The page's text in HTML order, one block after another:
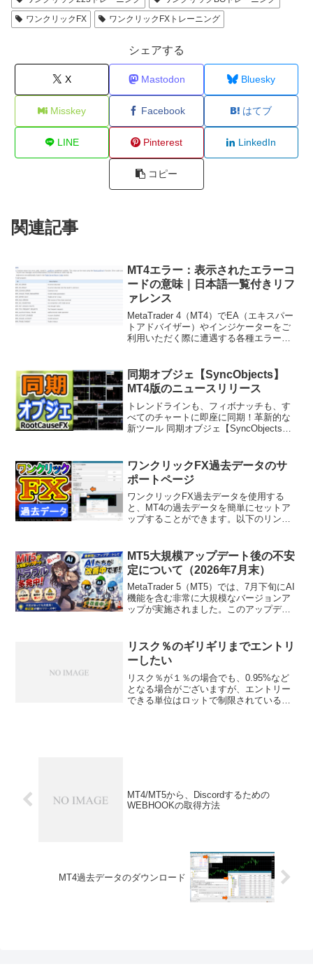
ワンクリックFX
ワンクリックFXトレーニング
シェアする
X Mastodon Bluesky
Misskey Facebook はてブ
LINE Pinterest LinkedIn
コピー
関連記事
MT4エラー：表示されたエラーコ
ードの意味｜日本語一覧付きリフ
ァレンス
MetaTrader 4（MT4）でEA（エキスパー
トアドバイザー）やインジケーターをご
利用いただく際に遭遇する各種エラーコ
Error Codes - Offic...
同期オブジェ【SyncObjects】
MT4版のニュースリリース
トレンドラインも、フィボナッチも、す
べてのチャートに即座に同期！革新的な
新ツール 同期オブジェ【SyncObjects】
画されたトレンドラインや水平線、テキ
スト...
ワンクリックFX過去データのサ
ポートページ
ワンクリックFX過去データを使用する
と、MT4の過去データを簡単にセットア
ップすることができます。以下のリンク
規約に同意したものとなります。※ワン
クリックFXシリーズ...
MT5大規模アップデート後の不安
定について（2026年7月末）
MetaTrader 5（MT5）では、7月下旬にAI
機能を含む非常に大規模なバージョンア
ップが実施されました。このアップデー
あり、今後あらためて詳しくご紹介する
予定で...
リスク％のギリギリまでエントリ
ーしたい
リスク％が１％の場合でも、0.95%など
となる場合がございますが、エントリー
できる単位はロットで制限されているた
MT4/MT5から、Discordするための
WEBHOOKの取得方法
MT4過去データのダウンロード